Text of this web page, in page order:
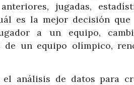
jugadas,
es la mejor decisión
a un equipo,
de un equipo olímpico,
análisis de datos para